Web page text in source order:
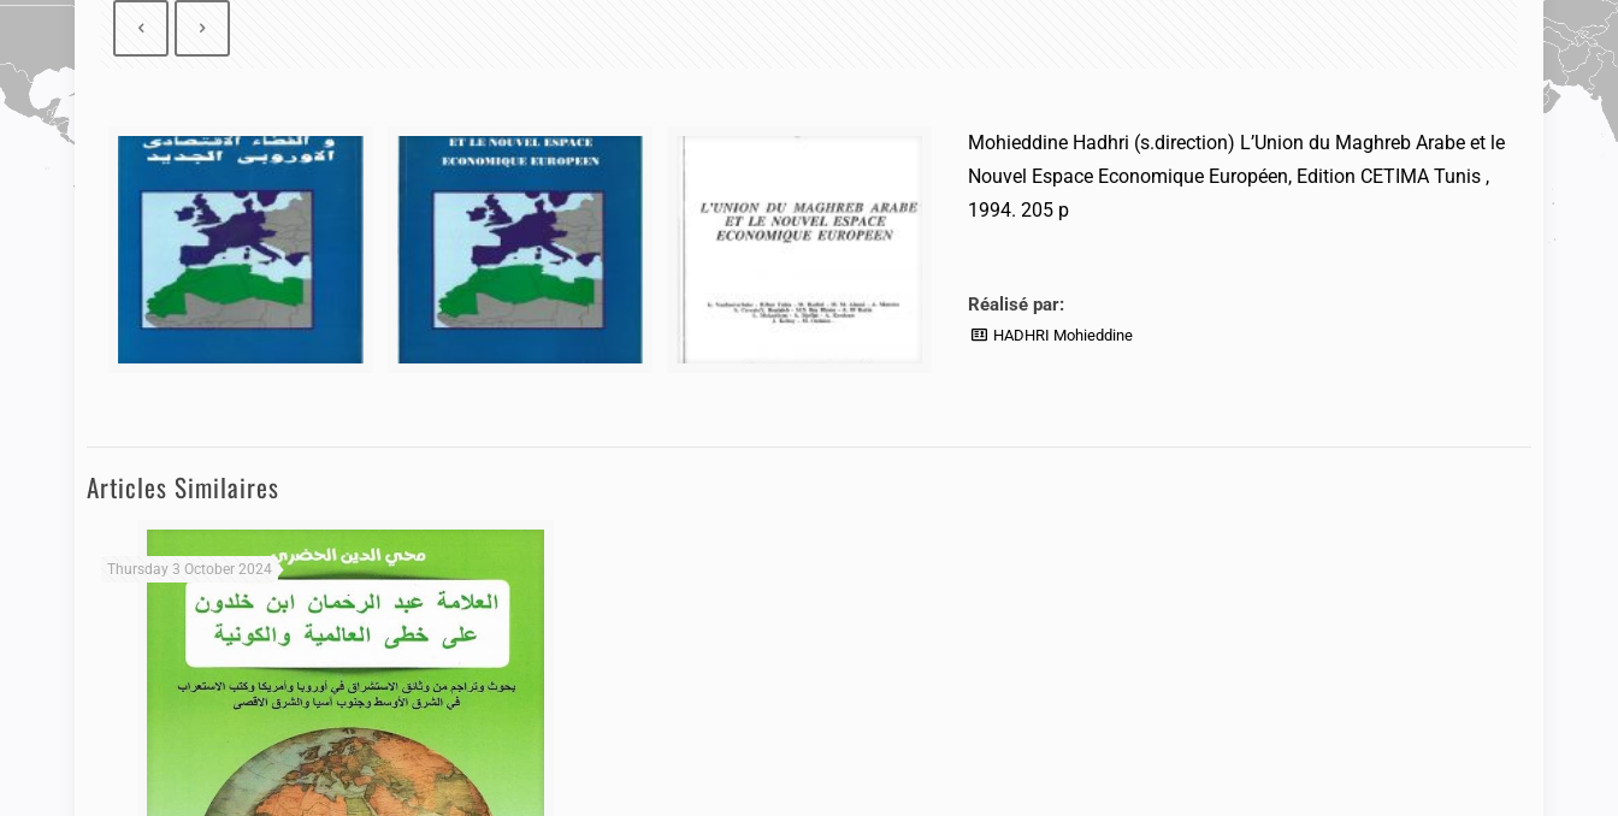
Mohieddine Hadhri (s.direction) L’Union du Maghreb Arabe et le
Nouvel Espace Economique Européen, Edition CETIMA Tunis ,
1994. 205 p
Réalisé par:
HADHRI Mohieddine
Articles Similaires
Thursday 3 October 2024